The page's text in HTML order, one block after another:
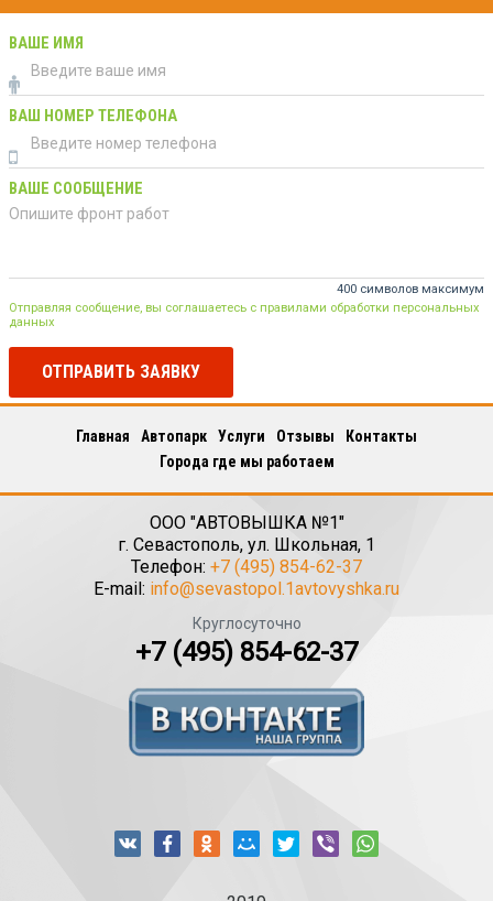
ВАШЕ ИМЯ
ВАШ НОМЕР ТЕЛЕФОНА
ВАШЕ СООБЩЕНИЕ
400 символов максимум
Отправляя сообщение, вы соглашаетесь с правилами обработки персональных
данных
ОТПРАВИТЬ ЗАЯВКУ
Главная Автопарк Услуги Отзывы
Контакты
Города где мы работаем
ООО "АВТОВЫШКА №1"
г. Севастополь, ул. Школьная, 1
Телефон: +7 (495) 854-62-37
E-mail: info@sevastopol.1avtovyshka.ru
Круглосуточно
+7 (495) 854-62-37